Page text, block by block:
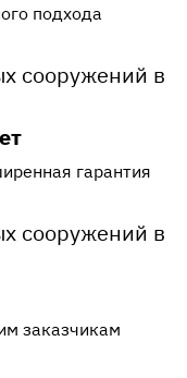
подхода
гарантия
заказчикам